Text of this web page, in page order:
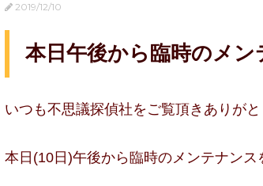
2019/12/10
本日午後から臨時のメン
いつも不思議探偵社をご覧頂きありがと
本日(10日)午後から臨時のメンテナンス